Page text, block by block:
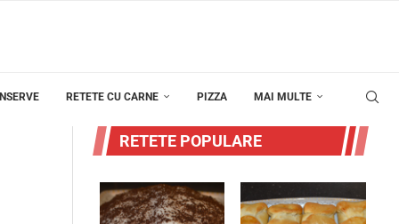
RETETE CU CARNE PIZZA MAI MULTE
RETETE POPULARE